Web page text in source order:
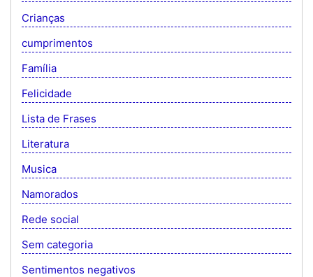
Crianças
cumprimentos
Família
Felicidade
Lista de Frases
Literatura
Musica
Namorados
Rede social
Sem categoria
Sentimentos negativos